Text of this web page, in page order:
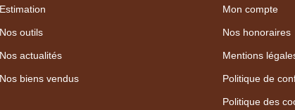
Estimation
Nos outils
Nos actualités
Nos biens vendus
Mon compte
Nos honoraires
Mentions
Politique de
Politique des